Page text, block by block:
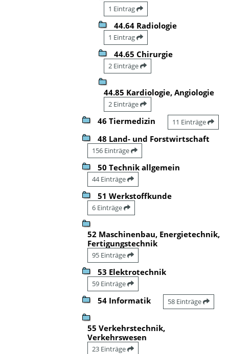
1 Eintrag
44.64 Radiologie
1 Eintrag
44.65 Chirurgie
2 Einträge
44.85 Kardiologie, Angiologie
2 Einträge
46 Tiermedizin 11 Einträge
48 Land- und Forstwirtschaft
156 Einträge
50 Technik allgemein
44 Einträge
51 Werkstoffkunde
6 Einträge
52 Maschinenbau, Energietechnik,
Fertigungstechnik
95 Einträge
53 Elektrotechnik
59 Einträge
54 Informatik 58 Einträge
55 Verkehrstechnik,
Verkehrswesen
23 Einträge